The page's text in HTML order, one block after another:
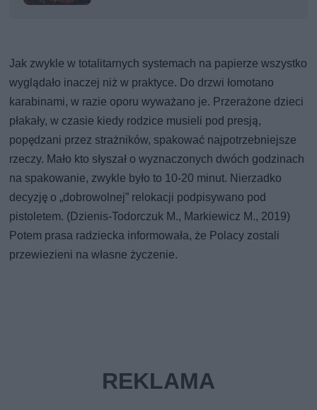
Jak zwykle w totalitarnych systemach na papierze wszystko
wyglądało inaczej niż w praktyce. Do drzwi łomotano
karabinami, w razie oporu wyważano je. Przerażone dzieci
płakały, w czasie kiedy rodzice musieli pod presją,
popędzani przez strażników, spakować najpotrzebniejsze
rzeczy. Mało kto słyszał o wyznaczonych dwóch godzinach
na spakowanie, zwykle było to 10-20 minut. Nierzadko
decyzję o „dobrowolnej” relokacji podpisywano pod
pistoletem. (Dzienis-Todorczuk M., Markiewicz M., 2019)
Potem prasa radziecka informowała, że Polacy zostali
przewiezieni na własne życzenie.